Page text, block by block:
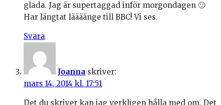
glada. Jag är supertaggad inför morgondagen 🙂
Har längtat läääänge till BBC! Vi ses.
Svara
Joanna skriver:
mars 14, 2014 kl. 17:51
Det du skriver kan jag verkligen hålla med om. Det